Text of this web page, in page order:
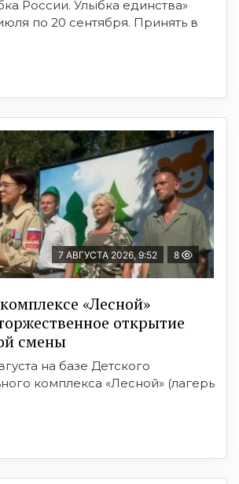
России. Улыбка единства»
по 20 сентября. Принять в
7 АВГУСТА 2026, 9:52 8
«Лесной»
открытие
смены
на базе Детского
комплекса «Лесной» (лагерь